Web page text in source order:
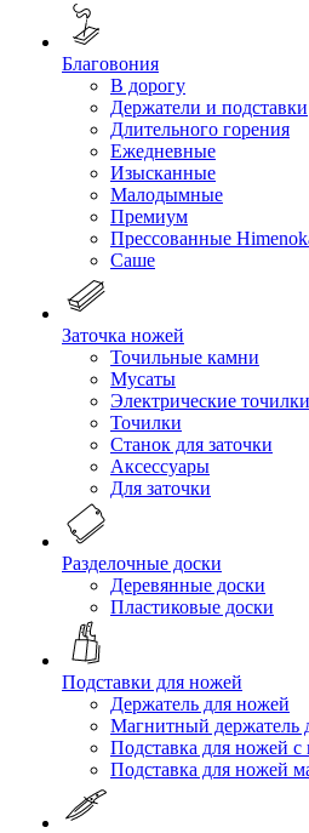
Благовония
В дорогу
Держатели и подставки
Длительного горения
Ежедневные
Изысканные
Малодымные
Премиум
Прессованные
Саше
Заточка ножей
Точильные камни
Мусаты
Электрические точилки
Точилки
Станок для заточки
Аксессуары
Для заточки
Разделочные доски
Деревянные доски
Пластиковые доски
Подставки для ножей
Держатель для ножей
Магнитный держатель
Подставка для ножей с
Подставка для ножей